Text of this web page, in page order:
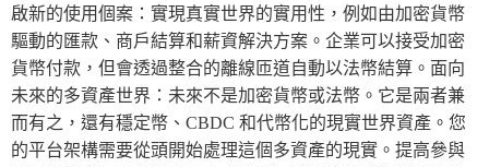
啟新的使用個案：實現真實世界的實用性，例如由加密貨幣
驅動的匯款、商戶結算和薪資解決方案。企業可以接受加密
貨幣付款，但會透過整合的離線匝道自動以法幣結算。面向
未來的多資產世界：未來不是加密貨幣或法幣。它是兩者兼
而有之，還有穩定幣、CBDC 和代幣化的現實世界資產。您
的平台架構需要從頭開始處理這個多資產的現實。提高參與